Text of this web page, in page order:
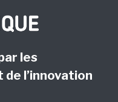
les
de l’innovation